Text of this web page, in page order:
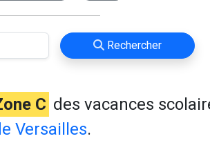
Rechercher
C des vacances
Versailles.